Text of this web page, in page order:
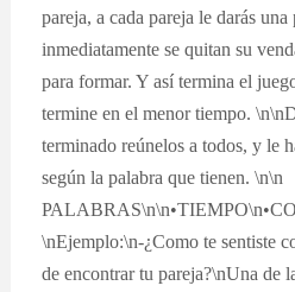
pareja, a cada pareja le darás
inmediatamente se quitan su
para formar. Y así termina el
termine en el menor tiempo.
terminado reúnelos a todos, y le
según la palabra que tienen. \n\n
\nEjemplo:\n-¿Como te sentiste
de encontrar tu pareja?\nUna de